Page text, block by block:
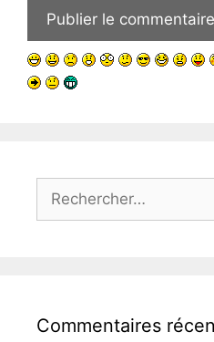
Commentaires